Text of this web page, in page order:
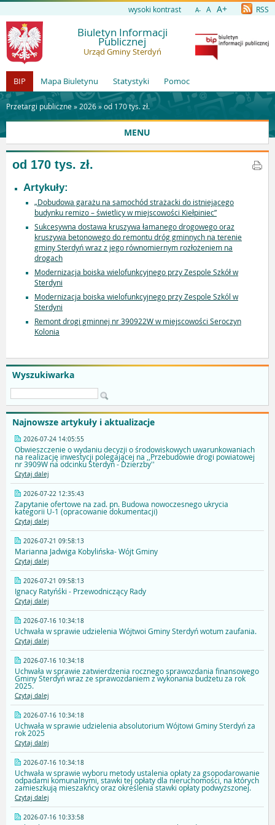
wysoki kontrast A- A A+ RSS
Biuletyn Informacji
Publicznej
Urząd Gminy Sterdyń
BIP Mapa Biuletynu Statystyki Pomoc
Przetargi publiczne » 2026»od 170 tys. zł.
MENU
Wyszukiwarka
Najnowsze artykuły i aktualizacje
2026-07-24 14:05:55
Obwieszczenie o wydaniu decyzji o środowiskowych uwarunkowaniach
na realizację inwestycji polegającej na ,,Przebudowie drogi powiatowej
nr 3909W na odcinku Sterdyń - Dzierzby''
Czytaj dalej
2026-07-22 12:35:43
Zapytanie ofertowe na zad. pn. Budowa nowoczesnego ukrycia
kategorii U-1 (opracowanie dokumentacji)
Czytaj dalej
2026-07-21 09:58:13
Marianna Jadwiga Kobylińska- Wójt Gminy
Czytaj dalej
2026-07-21 09:58:13
Ignacy Ratyńśki - Przewodniczący Rady
Czytaj dalej
2026-07-16 10:34:18
Uchwała w sprawie udzielenia Wójtwoi Gminy Sterdyń wotum zaufania.
Czytaj dalej
2026-07-16 10:34:18
Uchwała w sprawie zatwierdzenia rocznego sprawozdania finansowego
Gminy Sterdyń wraz ze sprawozdaniem z wykonania budżetu za rok
2025.
Czytaj dalej
2026-07-16 10:34:18
Uchwała w sprawie udzielenia absolutorium Wójtowi Gminy Sterdyń za
rok 2025
Czytaj dalej
2026-07-16 10:34:18
Uchwała w sprawie wyboru metody ustalenia opłaty za gsopodarowanie
odpadami komunalnymi, stawki tej opłaty dla nieruchomości, na których
zamieszkują mieszakńcy oraz określenia stawki opłaty podwyższonej.
Czytaj dalej
2026-07-16 10:33:58
od 170 tys. zł.
Artykuły:
„Dobudowa garażu na samochód strażacki do istniejącego
budynku remizo – świetlicy w miejscowości Kiełpiniec”
Sukcesywna dostawa kruszywa łamanego drogowego oraz
kruszywa betonowego do remontu dróg gminnych na terenie
gminy Sterdyń wraz z jego równomiernym rozłożeniem na
drogach
Modernizacja boiska wielofunkcyjnego przy Zespole Szkół w
Sterdyni
Modernizacja boiska wielofunkcyjnego przy Zespole Szkól w
Sterdyni
Remont drogi gminnej nr 390922W w miejscowości Seroczyn
Kolonia